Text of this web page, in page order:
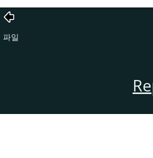
파일